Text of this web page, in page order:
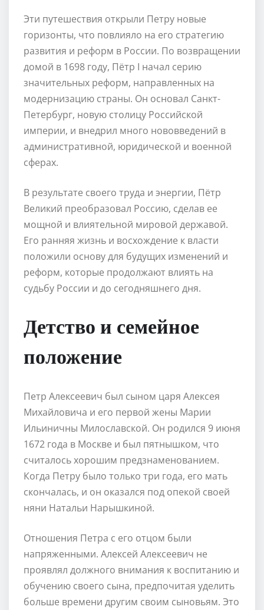
Эти путешествия открыли Петру новые
горизонты, что повлияло на его стратегию
развития и реформ в России. По возвращении
домой в 1698 году, Пётр I начал серию
значительных реформ, направленных на
модернизацию страны. Он основал Санкт-
Петербург, новую столицу Российской
империи, и внедрил много нововведений в
административной, юридической и военной
сферах.
В результате своего труда и энергии, Пётр
Великий преобразовал Россию, сделав ее
мощной и влиятельной мировой державой.
Его ранняя жизнь и восхождение к власти
положили основу для будущих изменений и
реформ, которые продолжают влиять на
судьбу России и до сегодняшнего дня.
Детство и семейное
положение
Петр Алексеевич был сыном царя Алексея
Михайловича и его первой жены Марии
Ильиничны Милославской. Он родился 9 июня
1672 года в Москве и был пятнышком, что
считалось хорошим предзнаменованием.
Когда Петру было только три года, его мать
скончалась, и он оказался под опекой своей
няни Натальи Нарышкиной.
Отношения Петра с его отцом были
напряженными. Алексей Алексеевич не
проявлял должного внимания к воспитанию и
обучению своего сына, предпочитая уделить
больше времени другим своим сыновьям. Это